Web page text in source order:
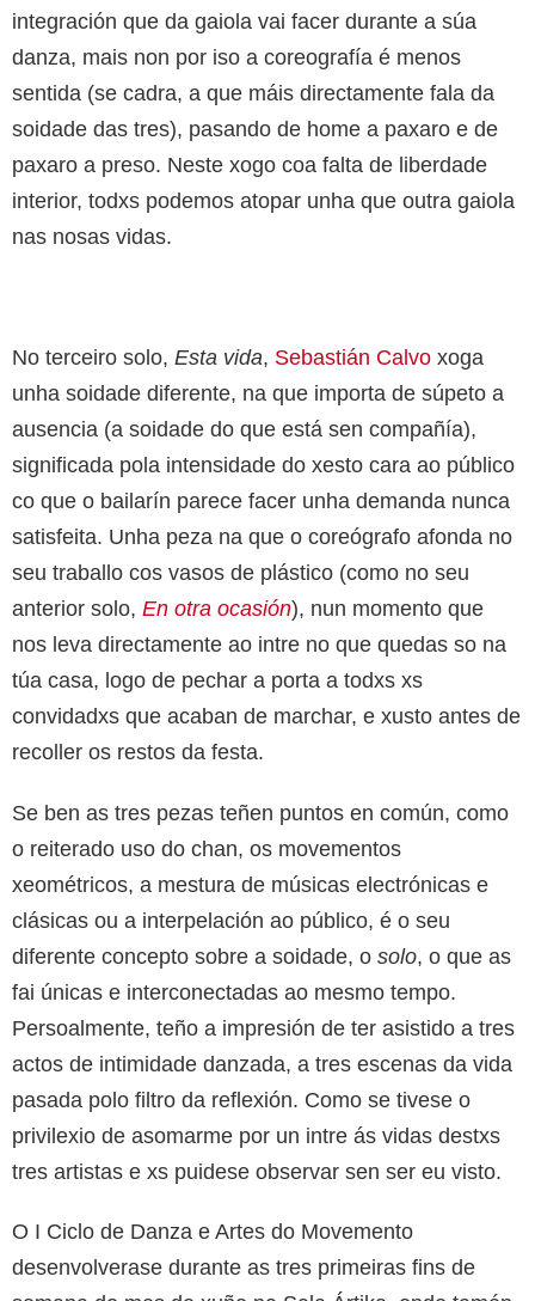
integración que da gaiola vai facer durante a súa
danza, mais non por iso a coreografía é menos
sentida (se cadra, a que máis directamente fala da
soidade das tres), pasando de home a paxaro e de
paxaro a preso. Neste xogo coa falta de liberdade
interior, todxs podemos atopar unha que outra gaiola
nas nosas vidas.
No terceiro solo, Esta vida, Sebastián Calvo xoga
unha soidade diferente, na que importa de súpeto a
ausencia (a soidade do que está sen compañía),
significada pola intensidade do xesto cara ao público
co que o bailarín parece facer unha demanda nunca
satisfeita. Unha peza na que o coreógrafo afonda no
seu traballo cos vasos de plástico (como no seu
anterior solo, En otra ocasión), nun momento que
nos leva directamente ao intre no que quedas so na
túa casa, logo de pechar a porta a todxs xs
convidadxs que acaban de marchar, e xusto antes de
recoller os restos da festa.
Se ben as tres pezas teñen puntos en común, como
o reiterado uso do chan, os movementos
xeométricos, a mestura de músicas electrónicas e
clásicas ou a interpelación ao público, é o seu
diferente concepto sobre a soidade, o solo, o que as
fai únicas e interconectadas ao mesmo tempo.
Persoalmente, teño a impresión de ter asistido a tres
actos de intimidade danzada, a tres escenas da vida
pasada polo filtro da reflexión. Como se tivese o
privilexio de asomarme por un intre ás vidas destxs
tres artistas e xs puidese observar sen ser eu visto.
O I Ciclo de Danza e Artes do Movemento
desenvolverase durante as tres primeiras fins de